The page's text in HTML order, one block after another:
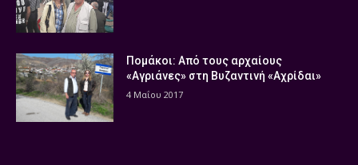
Πομάκοι: Από τους αρχαίους
«Αγριάνες» στη Βυζαντινή «Αχρίδαι»
4 Μαΐου 2017